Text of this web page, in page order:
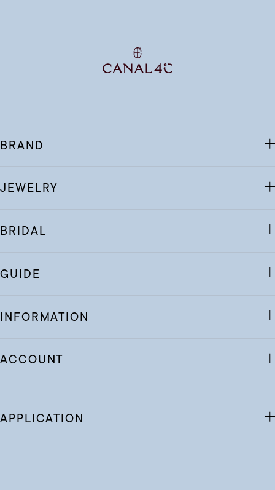
BRAND
JEWELRY
BRIDAL
GUIDE
INFORMATION
ACCOUNT
APPLICATION